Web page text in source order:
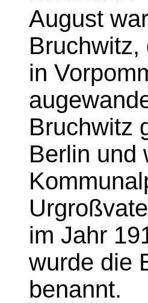
August
Bruchwitz,
in
Bruchwitz
Berlin und
im Jahr
wurde die
benannt.